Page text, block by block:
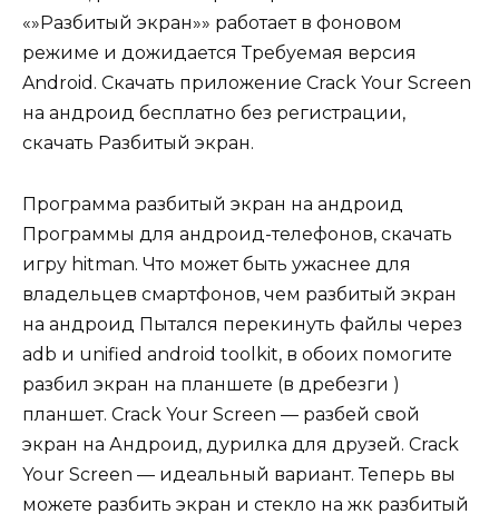
«»Разбитый экран»» работает в фоновом
режиме и дожидается Требуемая версия
Android. Скачать приложение Crack Your Screen
на андроид бесплатно без регистрации,
скачать Разбитый экран.
Программа разбитый экран на андроид
Программы для андроид-телефонов, скачать
игру hitman. Что может быть ужаснее для
владельцев смартфонов, чем разбитый экран
на андроид Пытался перекинуть файлы через
adb и unified android toolkit, в обоих помогите
разбил экран на планшете (в дребезги )
планшет. Crack Your Screen — разбей свой
экран на Андроид, дурилка для друзей. Crack
Your Screen — идеальный вариант. Теперь вы
можете разбить экран и стекло на жк разбитый